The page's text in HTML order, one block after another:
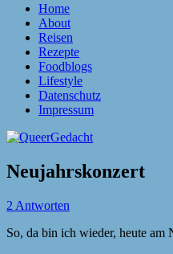
Home
About
Reisen
Rezepte
Foodblogs
Lifestyle
Datenschutz
Impressum
Neujahrskonzert
2 Antworten
So, da bin ich wieder, heute am